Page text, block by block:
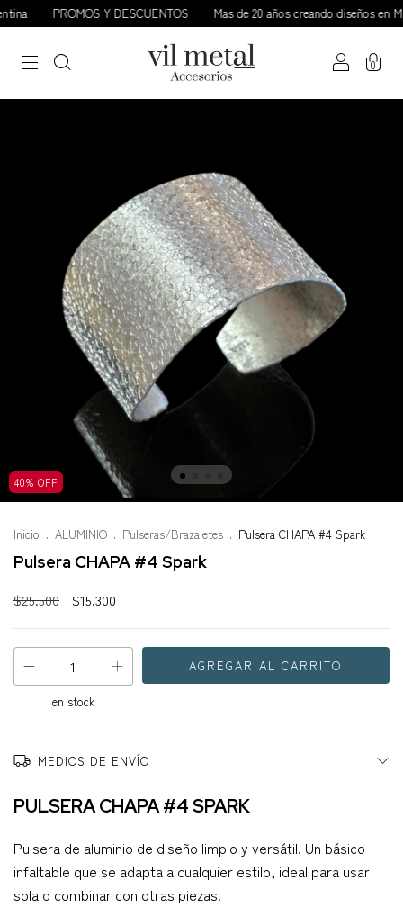
PROMOS Y DESCUENTOS Mas de 20 años creando diseños en
0
40% OFF
Inicio . ALUMINIO . Pulseras/Brazaletes . Pulsera CHAPA #4 Spark
Pulsera CHAPA #4 Spark
$25.500 $15.300
en stock
MEDIOS DE ENVÍO
PULSERA CHAPA #4 SPARK
Pulsera de aluminio de diseño limpio y versátil. Un básico
infaltable que se adapta a cualquier estilo, ideal para usar
sola o combinar con otras piezas.